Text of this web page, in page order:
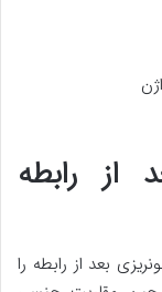
از رابطه
بعد از رابطه را